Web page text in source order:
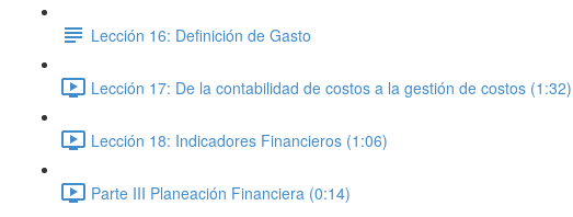
Lección 16: Definición de Gasto
Lección 17: De la contabilidad de costos a la gestión de costos (1:32)
Lección 18: Indicadores Financieros (1:06)
Parte III Planeación Financiera (0:14)